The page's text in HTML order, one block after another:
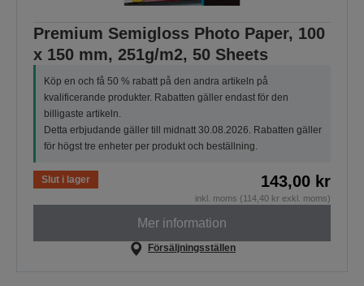
Premium Semigloss Photo Paper, 100
x 150 mm, 251g/m2, 50 Sheets
Köp en och få 50 % rabatt på den andra artikeln på
kvalificerande produkter. Rabatten gäller endast för den
billigaste artikeln.
Detta erbjudande gäller till midnatt 30.08.2026. Rabatten gäller
för högst tre enheter per produkt och beställning.
Slut i lager 143,00 kr
inkl. moms (114,40 kr exkl. moms)
Mer information
Försäljningsställen